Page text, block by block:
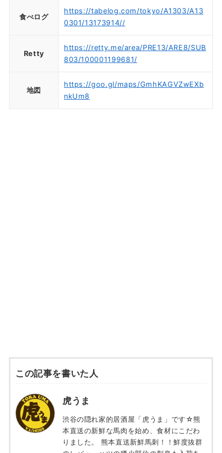
食べログ
https://tabelog.com/tokyo/A1303/A13
0301/13173914//
Retty
https://retty.me/area/PRE13/ARE8/SUB
803/100001199681/
地図
https://goo.gl/maps/GmhKAGVZwEXb
nkUm8
この記事を書いた人
虎うま
渋谷の隠れ家的居酒屋「虎うま」です☆熊
本直送の新鮮な馬肉を始め、食材にこだわ
りました。 熊本直送新鮮馬刺！！鮮度抜群